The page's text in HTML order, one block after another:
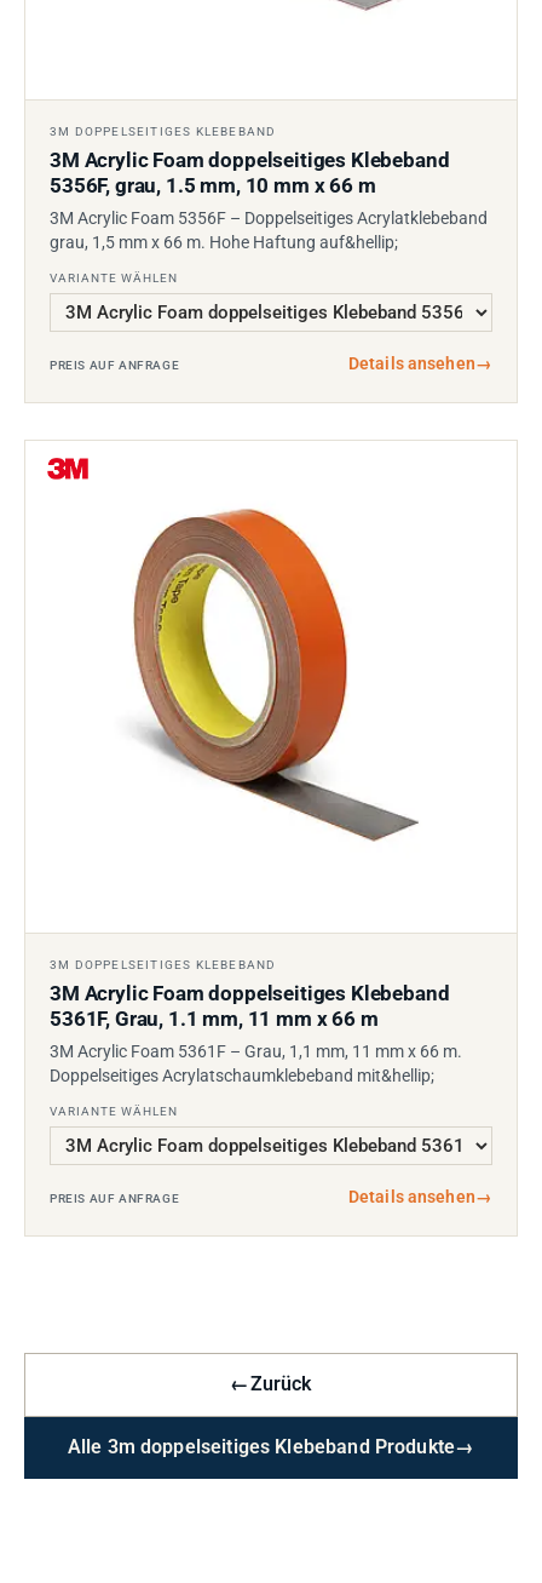
3M DOPPELSEITIGES KLEBEBAND
3M Acrylic Foam doppelseitiges Klebeband
5356F, grau, 1.5 mm, 10 mm x 66 m
3M Acrylic Foam 5356F – Doppelseitiges Acrylatklebeband
grau, 1,5 mm x 66 m. Hohe Haftung auf&hellip;
VARIANTE WÄHLEN
PREIS AUF ANFRAGE Details ansehen→
3M DOPPELSEITIGES KLEBEBAND
3M Acrylic Foam doppelseitiges Klebeband
5361F, Grau, 1.1 mm, 11 mm x 66 m
3M Acrylic Foam 5361F – Grau, 1,1 mm, 11 mm x 66 m.
Doppelseitiges Acrylatschaumklebeband mit&hellip;
VARIANTE WÄHLEN
PREIS AUF ANFRAGE Details ansehen→
←Zurück
Alle 3m doppelseitiges Klebeband Produkte→